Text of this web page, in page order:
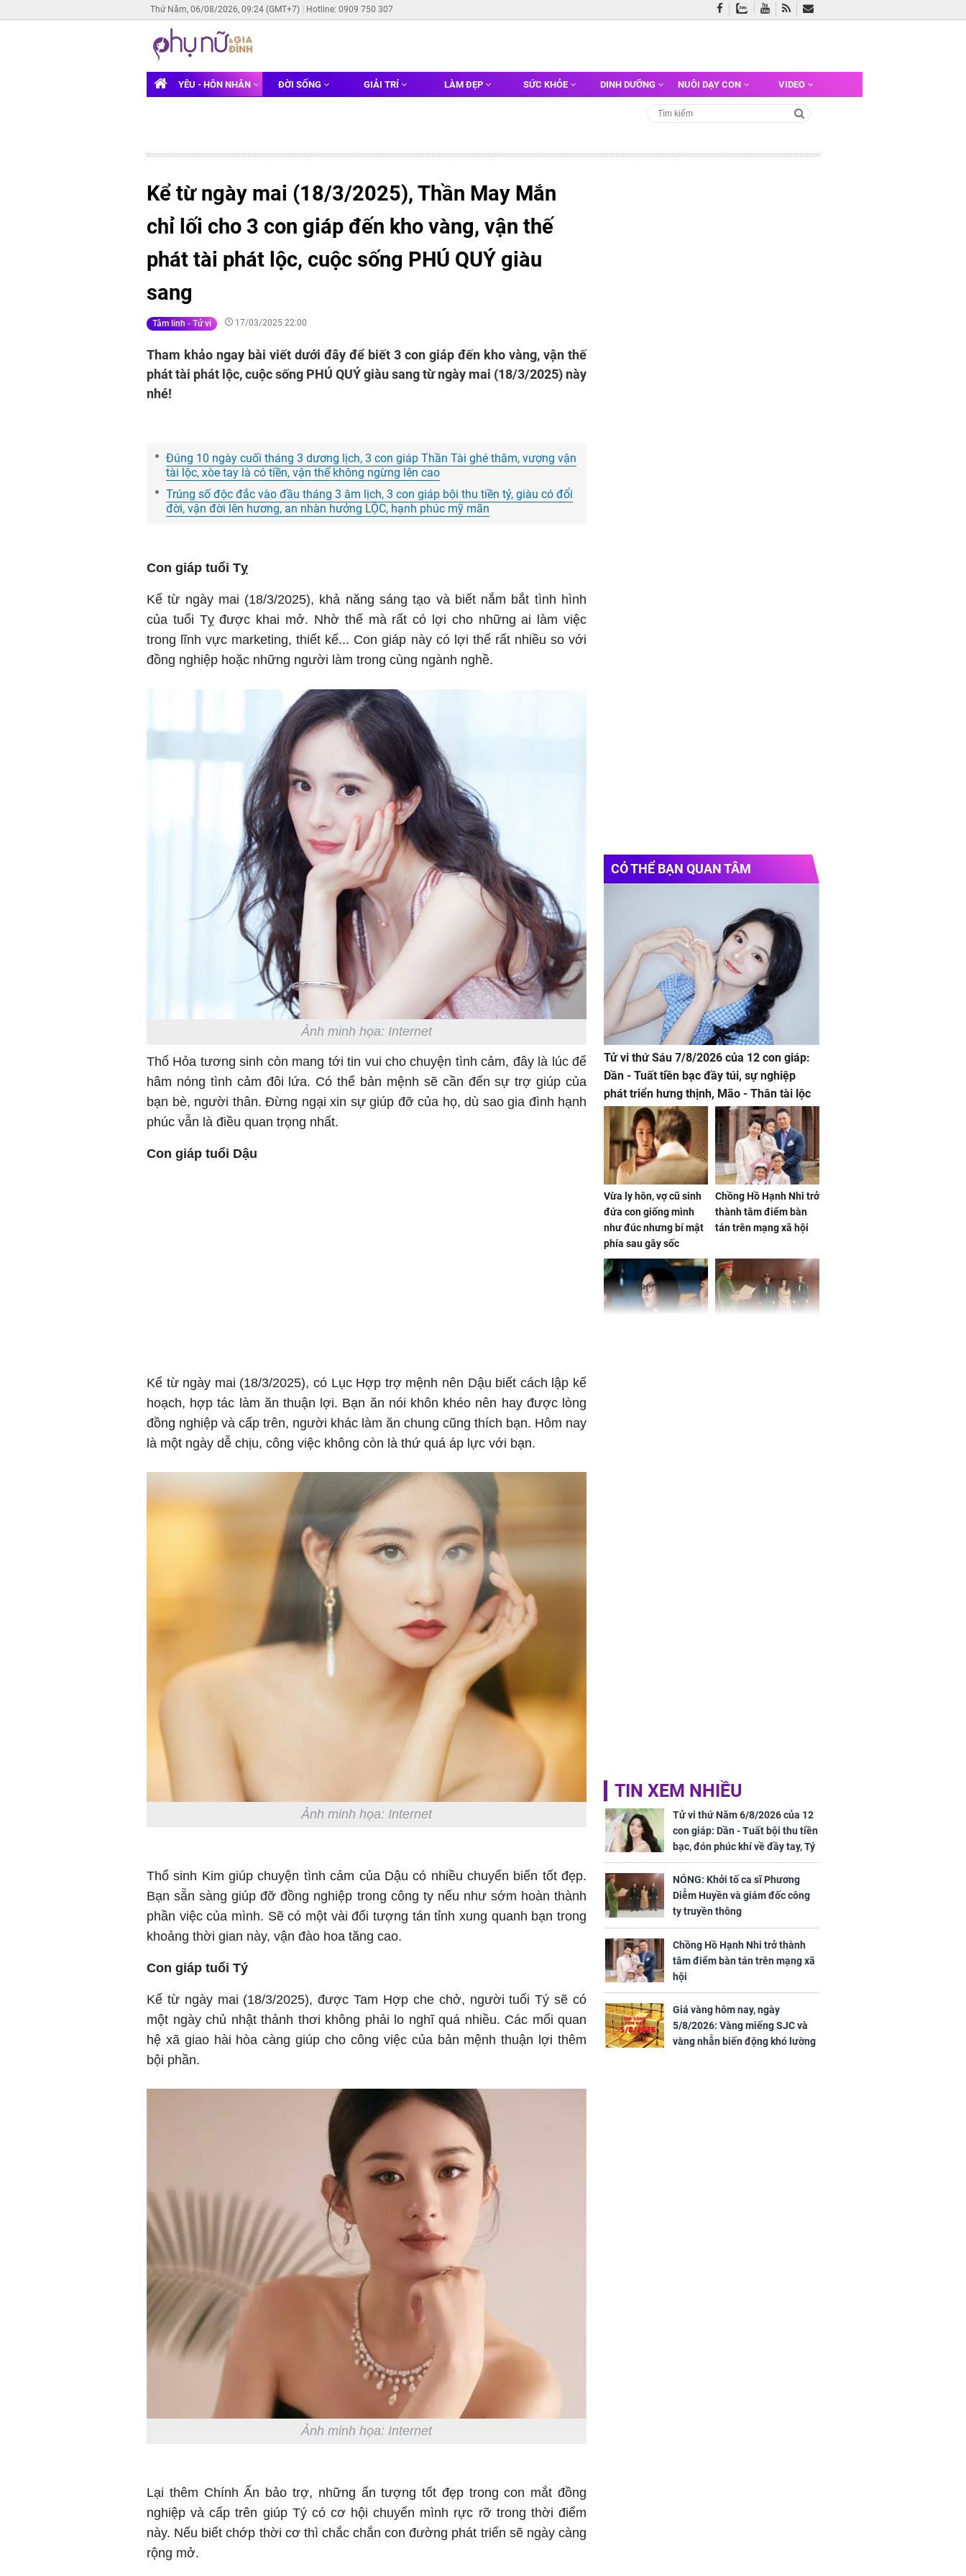
Thứ Năm, 06/08/2026, 09:24 (GMT+7) Hotline: 0909 750 307
YÊU - HÔN NHÂN ĐỜI SỐNG GIẢI TRÍ LÀM ĐẸP SỨC KHỎE DINH DƯỠNG NUÔI DẠY CON VIDEO
Kể từ ngày mai (18/3/2025), Thần May Mắn
chỉ lối cho 3 con giáp đến kho vàng, vận thế
phát tài phát lộc, cuộc sống PHÚ QUÝ giàu
sang
Tâm linh - Tử vi 17/03/2025 22:00
Tham khảo ngay bài viết dưới đây để biết 3 con giáp đến kho vàng, vận thế
phát tài phát lộc, cuộc sống PHÚ QUÝ giàu sang từ ngày mai (18/3/2025) này
nhé!
Đúng 10 ngày cuối tháng 3 dương lịch, 3 con giáp Thần Tài ghé thăm, vượng vận
tài lộc, xòe tay là có tiền, vận thế không ngừng lên cao
Trúng số độc đắc vào đầu tháng 3 âm lịch, 3 con giáp bội thu tiền tỷ, giàu có đổi
đời, vận đời lên hương, an nhàn hưởng LỘC, hạnh phúc mỹ mãn
Con giáp tuổi Tỵ
Kể từ ngày mai (18/3/2025), khả năng sáng tạo và biết nắm bắt tình hình
của tuổi Tỵ được khai mở. Nhờ thế mà rất có lợi cho những ai làm việc
trong lĩnh vực marketing, thiết kế... Con giáp này có lợi thế rất nhiều so với
đồng nghiệp hoặc những người làm trong cùng ngành nghề.
Ảnh minh họa: Internet
Thổ Hỏa tương sinh còn mang tới tin vui cho chuyện tình cảm, đây là lúc để
hâm nóng tình cảm đôi lứa. Có thể bản mệnh sẽ cần đến sự trợ giúp của
bạn bè, người thân. Đừng ngại xin sự giúp đỡ của họ, dù sao gia đình hạnh
phúc vẫn là điều quan trọng nhất.
Con giáp tuổi Dậu
Kể từ ngày mai (18/3/2025), có Lục Hợp trợ mệnh nên Dậu biết cách lập kế
hoạch, hợp tác làm ăn thuận lợi. Bạn ăn nói khôn khéo nên hay được lòng
đồng nghiệp và cấp trên, người khác làm ăn chung cũng thích bạn. Hôm nay
là một ngày dễ chịu, công việc không còn là thứ quá áp lực với bạn.
Ảnh minh họa: Internet
Thổ sinh Kim giúp chuyện tình cảm của Dậu có nhiều chuyển biến tốt đẹp.
Bạn sẵn sàng giúp đỡ đồng nghiệp trong công ty nếu như sớm hoàn thành
phần việc của mình. Sẽ có một vài đối tượng tán tỉnh xung quanh bạn trong
khoảng thời gian này, vận đào hoa tăng cao.
Con giáp tuổi Tý
Kể từ ngày mai (18/3/2025), được Tam Hợp che chở, người tuổi Tý sẽ có
một ngày chủ nhật thảnh thơi không phải lo nghĩ quá nhiều. Các mối quan
hệ xã giao hài hòa càng giúp cho công việc của bản mệnh thuận lợi thêm
bội phần.
Ảnh minh họa: Internet
Lại thêm Chính Ấn bảo trợ, những ấn tượng tốt đẹp trong con mắt đồng
nghiệp và cấp trên giúp Tý có cơ hội chuyển mình rực rỡ trong thời điểm
này. Nếu biết chớp thời cơ thì chắc chắn con đường phát triển sẽ ngày càng
rộng mở.
CÓ THỂ BẠN QUAN TÂM
Tử vi thứ Sáu 7/8/2026 của 12 con giáp:
Dần - Tuất tiền bạc đầy túi, sự nghiệp
phát triển hưng thịnh, Mão - Thân tài lộc
ảm đạm, mọi sự khó thành công mỹ mãn
Vừa ly hôn, vợ cũ sinh
đứa con giống mình
như đúc nhưng bí mật
phía sau gây sốc
Chồng Hồ Hạnh Nhi trở
thành tâm điểm bàn
tán trên mạng xã hội
TIN XEM NHIỀU
Tử vi thứ Năm 6/8/2026 của 12
con giáp: Dần - Tuất bội thu tiền
bạc, đón phúc khí về đầy tay, Tý
- Mão công việc khó khăn, tiền
bạc đội nón ra đi
NÓNG: Khởi tố ca sĩ Phương
Diễm Huyền và giám đốc công
ty truyền thông
Chồng Hồ Hạnh Nhi trở thành
tâm điểm bàn tán trên mạng xã
hội
Giá vàng hôm nay, ngày
5/8/2026: Vàng miếng SJC và
vàng nhẫn biến động khó lường